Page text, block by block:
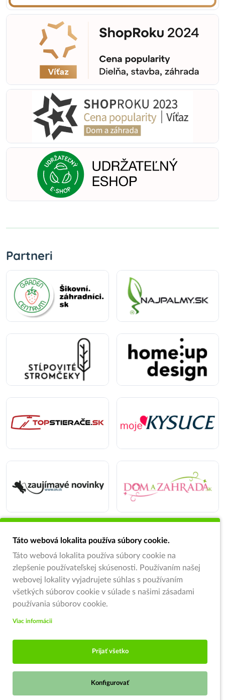
Partneri
Táto webová lokalita používa súbory cookie.
Táto webová lokalita používa súbory cookie na
zlepšenie používateľskej skúsenosti. Používaním našej
webovej lokality vyjadrujete súhlas s používaním
všetkých súborov cookie v súlade s našimi zásadami
používania súborov cookie.
Viac informácii
Prijať všetko
Konfigurovať